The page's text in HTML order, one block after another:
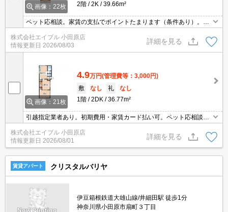
画像：22枚
2階
2K 39.66m²
ペット応相談。家賃の支払でポイントたまります（条件あり）。初
期費用・家賃カード払い可。引越指定業者あり。フリーレント1ヶ
月。インターネット無料。トリプルゼロ(敷金・礼金・仲介手数料0
円)。
株式会社エイブル 小田原店
情報更新日 2026/08/03
詳細を見る
画像：21枚
4.9万円(管理費等：3,000円)
敷
なし 礼
なし
1階
2DK 36.77m²
引越指定業者あり。初期費用・家賃カード払い可。ペット応相談。
ペット飼育の場合、敷金2ヵ月分増。フリーレント1ヶ月。初期費
用・家賃カード払い可。トリプルゼロ(敷金・礼金・仲介手数料0
円)。
株式会社エイブル 小田原店
情報更新日 2026/08/01
詳細を見る
賃貸アパート クリスタルバリヤ
伊豆箱根鉄道大雄山線/井細田駅 徒歩1分
神奈川県小田原市扇町３丁目